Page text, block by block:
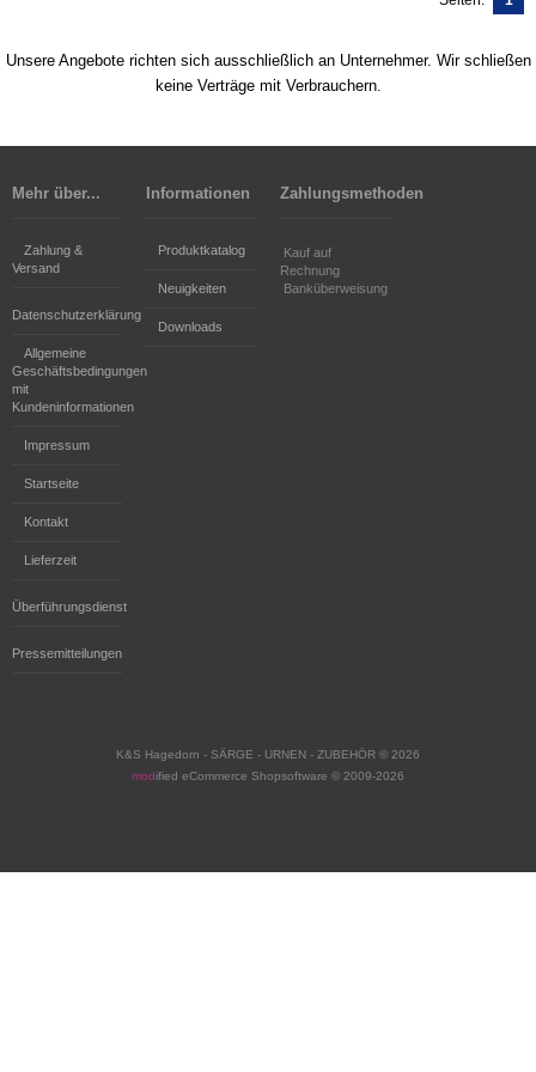
Unsere Angebote richten sich ausschließlich an Unternehmer. Wir schließen
keine Verträge mit Verbrauchern.
Mehr über...
Zahlung &
Versand
Datenschutzerklärung
Allgemeine
Geschäftsbedingungen
mit
Kundeninformationen
Impressum
Startseite
Kontakt
Lieferzeit
Überführungsdienst
Pressemitteilungen
Informationen
Produktkatalog
Neuigkeiten
Downloads
Zahlungsmethoden
Kauf auf
Rechnung
Banküberweisung
K&S Hagedorn - SÄRGE - URNEN - ZUBEHÖR © 2026
modified eCommerce Shopsoftware © 2009-2026